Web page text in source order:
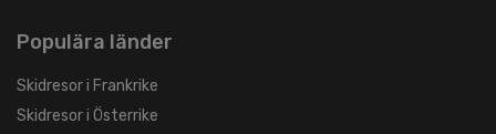
Populära länder
Skidresor i Frankrike
Skidresor i Österrike